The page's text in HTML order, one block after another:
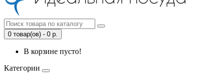
0 товар(ов) - 0 р.
В корзине пусто!
Категории